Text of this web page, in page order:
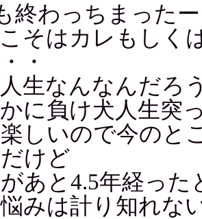
終わっちまった
そはカレもしく
・
生なんなんだろ
に負け犬人生突
しいので今のと
けど
あと4.5年経っ
みは計り知れな